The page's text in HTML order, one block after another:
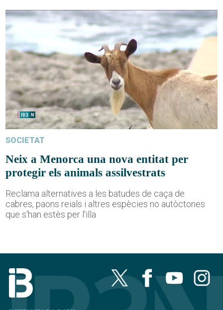
SOCIETAT
Neix a Menorca una nova entitat per
protegir els animals assilvestrats
Reclama alternatives a les batudes de caça de
cabres, paons reials i altres espècies no autòctones
que s'han estès per l'illa